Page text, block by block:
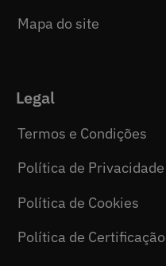
Mapa do site
Legal
Termos e Condições
Política de Privacidade
Política de Cookies
Política de Certificação